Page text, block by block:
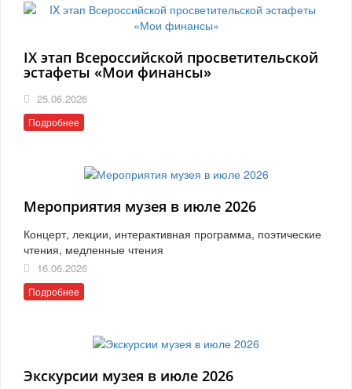
IX этап Всероссийской просветительской
эстафеты «Мои финансы»
25.06.2026
Подробнее
Мероприятия музея в июле 2026
Концерт, лекции, интерактивная программа, поэтические
чтения, медленные чтения
16.06.2026
Подробнее
Экскурсии музея в июле 2026